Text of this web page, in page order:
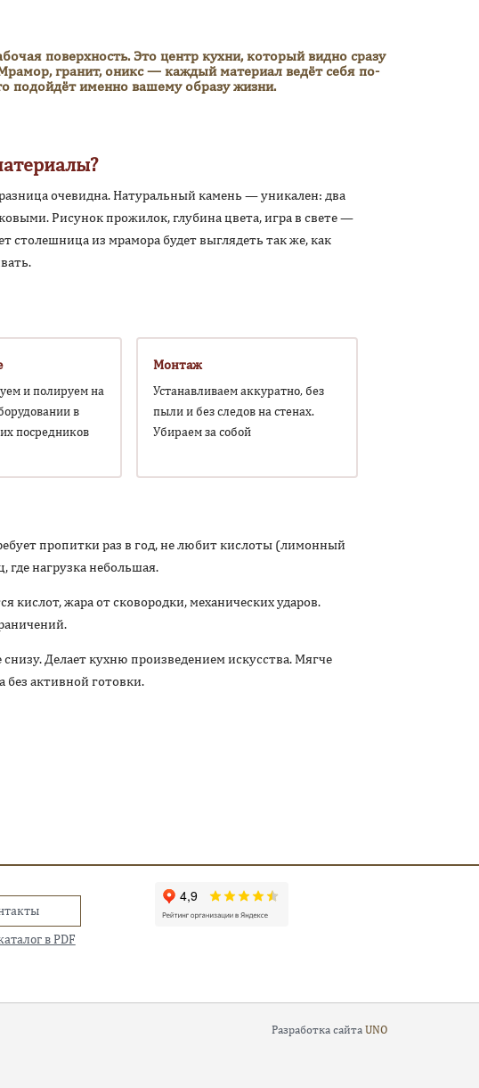
поверхность. Это центр кухни, который видно сразу
гранит, оникс — каждый материал ведёт себя по-
подойдёт именно вашему образу жизни.
очевидна. Натуральный камень — уникален: два
Рисунок прожилок, глубина цвета, игра в свете —
столешница из мрамора будет выглядеть так же, как
и полируем на
в
посредников
Монтаж
Устанавливаем аккуратно, без
пыли и без следов на стенах.
Убираем за собой
пропитки раз в год, не любит кислоты (лимонный
где нагрузка небольшая.
жара от сковородки, механических ударов.
Делает кухню произведением искусства. Мягче
без активной готовки.
в PDF
Разработка сайта UNO